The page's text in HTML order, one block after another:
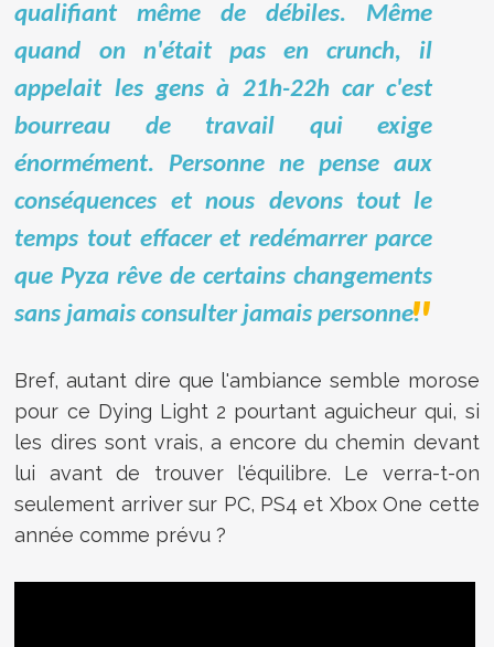
qualifiant même de débiles. Même
quand on n'était pas en crunch, il
appelait les gens à 21h-22h car c'est
bourreau de travail qui exige
énormément. Personne ne pense aux
conséquences et nous devons tout le
temps tout effacer et redémarrer parce
que Pyza rêve de certains changements
sans jamais consulter jamais personne.
Bref, autant dire que l'ambiance semble morose
pour ce Dying Light 2 pourtant aguicheur qui, si
les dires sont vrais, a encore du chemin devant
lui avant de trouver l'équilibre. Le verra-t-on
seulement arriver sur PC, PS4 et Xbox One cette
année comme prévu ?